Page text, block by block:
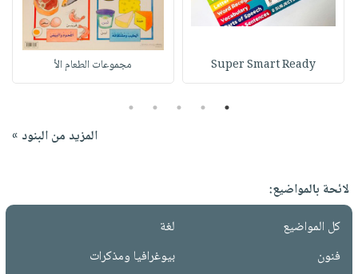
Super Smart Ready مجموعات الطعام الأ
1
2
3
4
5
المزيد من البنود »
لائحة بالمواضيع:
كل المواضيع
لغة
فنون
بيوغرافيا ومذكرات